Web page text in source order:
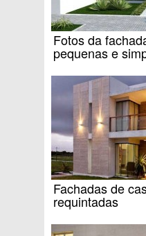
Fotos da
pequenas e
Fachadas de
requintadas